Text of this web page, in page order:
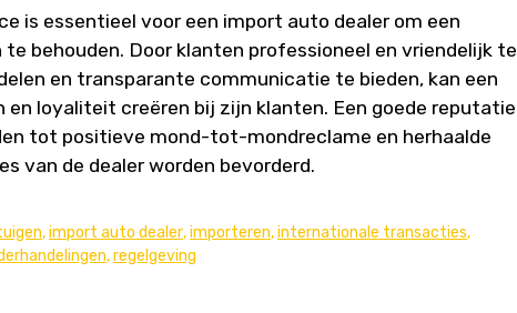
is essentieel voor een import auto dealer om een
behouden. Door klanten professioneel en vriendelijk te
en transparante communicatie te bieden, kan een
loyaliteit creëren bij zijn klanten. Een goede reputatie
tot positieve mond-tot-mondreclame en herhaalde
van de dealer worden bevorderd.
,import auto dealer,importeren,internationale transacties,
,regelgeving